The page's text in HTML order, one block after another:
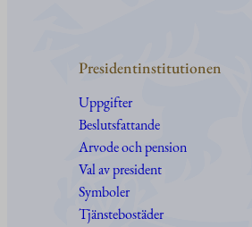
Presidentinstitutionen
Uppgifter
Beslutsfattande
Arvode och pension
Val av president
Symboler
Tjänstebostäder